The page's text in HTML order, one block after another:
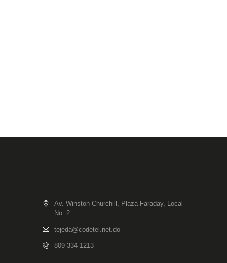
Av. Winston Churchill, Plaza Faraday, Local
No. 2
tejeda@codetel.net.do
809-334-1213